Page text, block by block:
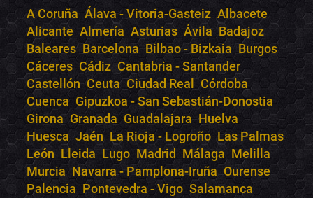
A Coruña Álava - Vitoria-Gasteiz Albacete
Alicante Almería Asturias Ávila Badajoz
Baleares Barcelona Bilbao - Bizkaia Burgos
Cáceres Cádiz Cantabria - Santander
Castellón Ceuta Ciudad Real Córdoba
Cuenca Gipuzkoa - San Sebastián-Donostia
Girona Granada Guadalajara Huelva
Huesca Jaén La Rioja - Logroño Las Palmas
León Lleida Lugo Madrid Málaga Melilla
Murcia Navarra - Pamplona-Iruña Ourense
Palencia Pontevedra - Vigo Salamanca
Bololoco · conciertos.club
Online · Te ayudo a encontrar conciertos